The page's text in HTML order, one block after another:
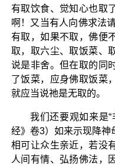
有取饮食、觉知心也取
啊！又当有人向佛求法
有取，如果不取，佛便
取，取六尘、取饭菜、
说是非舍。但在取的同
了饭菜，应身佛取饭菜
就应当说祂是无取的。
我们还要观如来是
经》卷3）如来示现降神
相可让众生亲近，若没
人间有情、弘扬佛法，